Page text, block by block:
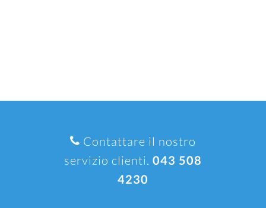
Contattare il nostro
servizio clienti. 043 508
4230